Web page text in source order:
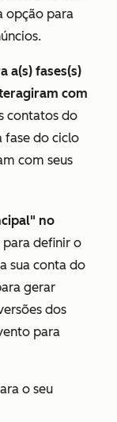
opção para
a(s) fases(s)
com
contatos do
fase do ciclo
com seus
no
para definir o
sua conta do
gerar
dos
para
o seu